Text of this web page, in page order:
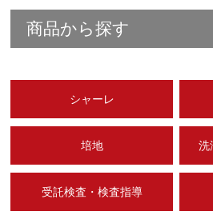
商品から探す
シャーレ
培地 洗
受託検査・検査指導